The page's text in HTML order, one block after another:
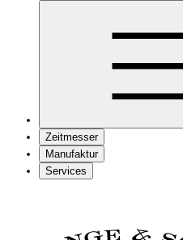
Zeitmesser
Manufaktur
Services